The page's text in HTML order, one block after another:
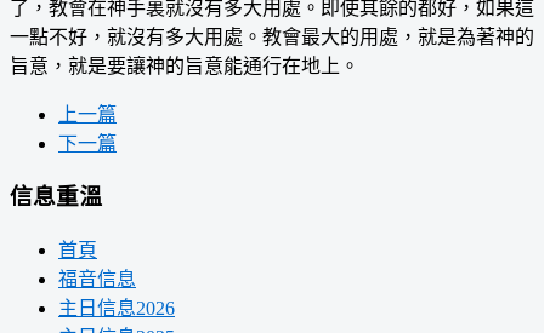
了，教會在神手裏就沒有多大用處。即使其餘的都好，如果這
一點不好，就沒有多大用處。教會最大的用處，就是為著神的
旨意，就是要讓神的旨意能通行在地上。
上一篇
下一篇
信息重溫
首頁
福音信息
主日信息2026